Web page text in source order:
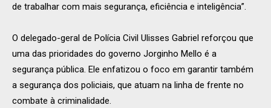
de trabalhar com mais segurança, eficiência e inteligência”.
O delegado-geral de Polícia Civil Ulisses Gabriel reforçou que
uma das prioridades do governo Jorginho Mello é a
segurança pública. Ele enfatizou o foco em garantir também
a segurança dos policiais, que atuam na linha de frente no
combate à criminalidade.